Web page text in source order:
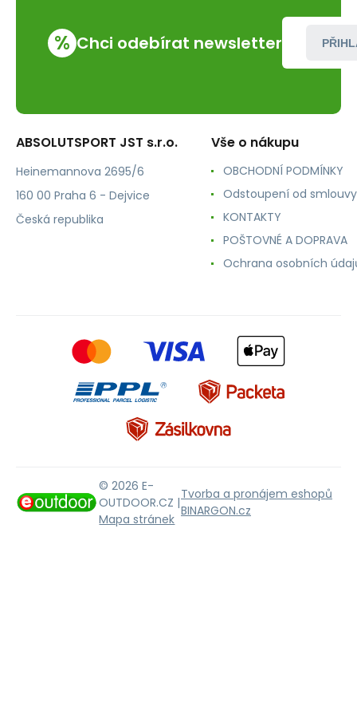
% Chci odebírat newsletter
ABSOLUTSPORT JST s.r.o.
Heinemannova 2695/6
160 00 Praha 6 - Dejvice
Česká republika
Vše o nákupu
OBCHODNÍ PODMÍNKY
Odstoupení od smlouvy
KONTAKTY
POŠTOVNÉ A DOPRAVA
Ochrana osobních
© 2026 E-
OUTDOOR.CZ |
Mapa stránek
Tvorba a pronájem eshopů
BINARGON.cz